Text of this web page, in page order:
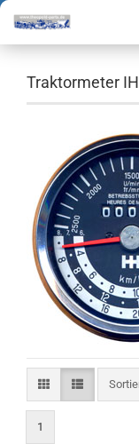
Traktormeter
1